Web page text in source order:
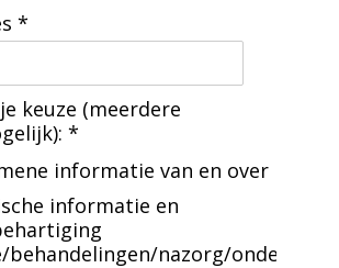
*
keuze (meerdere
*
informatie van en over BVN
informatie en
behandelingen/nazorg/